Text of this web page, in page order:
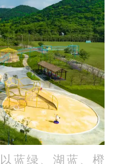
蓝绿、湖蓝、橙